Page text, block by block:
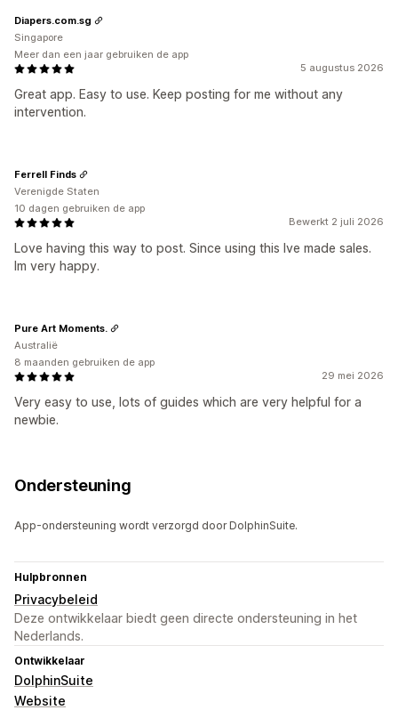
5 augustus 2026
Great app. Easy to use. Keep posting for me without any
intervention.
Diapers.com.sg
Singapore
Meer dan een jaar gebruiken de app
Bewerkt 2 juli 2026
Love having this way to post. Since using this Ive made sales.
Im very happy.
Ferrell Finds
Verenigde Staten
10 dagen gebruiken de app
29 mei 2026
Very easy to use, lots of guides which are very helpful for a
newbie.
Pure Art Moments.
Australië
8 maanden gebruiken de app
Ondersteuning
App-ondersteuning wordt verzorgd door DolphinSuite.
Hulpbronnen
Privacybeleid
Deze ontwikkelaar biedt geen directe ondersteuning in het
Nederlands.
Ontwikkelaar
DolphinSuite
Website